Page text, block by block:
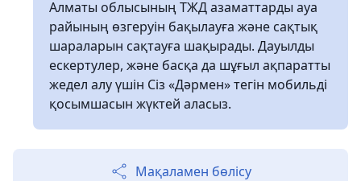
Алматы облысының ТЖД азаматтарды ауа
райының өзгеруін бақылауға және сақтық
шараларын сақтауға шақырады. Дауылды
ескертулер, және басқа да шұғыл ақпаратты
жедел алу үшін Сіз «Дәрмен» тегін мобильді
қосымшасын жүктей аласыз.
Мақаламен бөлісу